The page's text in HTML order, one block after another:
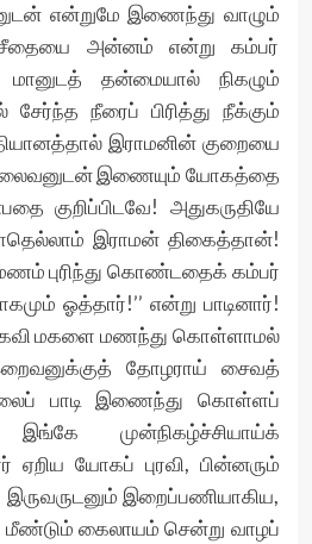
என்றுமே இணைந்து வாழும்
அன்னம் என்று கம்பர்
மானுடத் தன்மையால் நிகழும்
சேர்ந்த நீரைப் பிரித்து நீக்கும்
இராமனின் குறையை
இணையும் யோகத்தை
குறிப்பிடவே! அதுகருதியே
இராமன் திகைத்தான்!
புரிந்து கொண்டதைக் கம்பர்
ஓத்தார்!’’ என்று பாடினார்!
மகளை மணந்து கொள்ளாமல்
தோழராய் சைவத்
பாடி இணைந்து கொள்ளப்
முன்நிகழ்ச்சியாய்க்
ஏறிய யோகப் புரவி, பின்னரும்
இருவருடனும் இறைப்பணியாகிய,
கைலாயம் சென்று வாழப்